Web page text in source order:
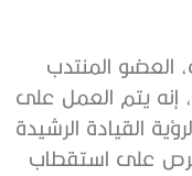
العضو المنتدب
إنه يتم العمل على
القيادة الرشيدة
على استقطاب